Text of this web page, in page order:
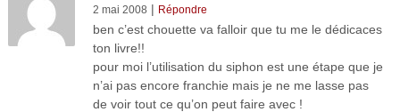
2 mai 2008 | Répondre
ben c’est chouette va falloir que tu me le dédicaces
ton livre!!
pour moi l’utilisation du siphon est une étape que je
n’ai pas encore franchie mais je ne me lasse pas
de voir tout ce qu’on peut faire avec !